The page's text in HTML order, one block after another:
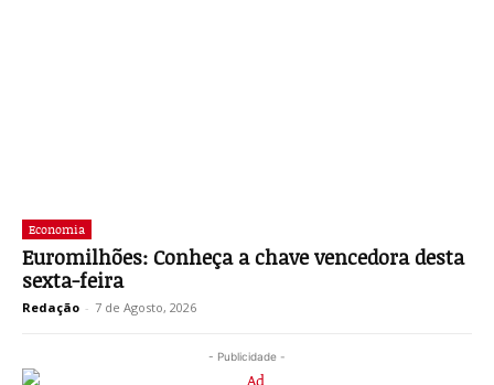
Economia
Euromilhões: Conheça a chave vencedora desta
sexta-feira
Redação - 7 de Agosto, 2026
- Publicidade -